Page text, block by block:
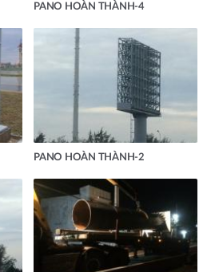
PANO HOÀN THÀNH-4
PANO HOÀN THÀNH-2